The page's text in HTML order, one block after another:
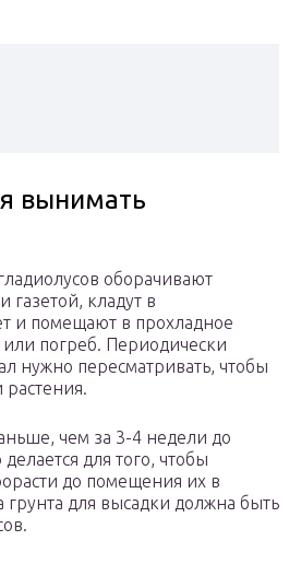
вынимать
оборачивают
газетой, кладут в
и помещают в прохладное
погреб. Периодически
нужно пересматривать, чтобы
растения.
чем за 3-4 недели до
для того, чтобы
до помещения их в
для высадки должна быть